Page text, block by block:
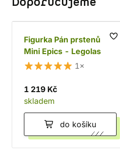
Figurka Pán prstenů
Mini Epics - Legolas
1×
1 219 Kč
skladem
do košíku